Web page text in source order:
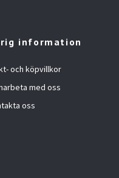
information
och köpvillkor
med oss
oss